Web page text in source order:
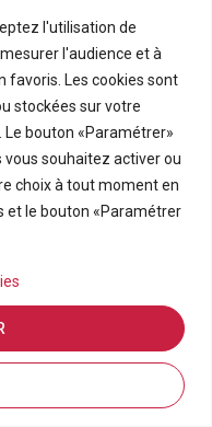
l'utilisation de
l'audience et à
favoris. Les cookies sont
stockées sur votre
bouton «Paramétrer»
souhaitez activer ou
choix à tout moment en
et le bouton «Paramétrer
en ligne
Avec Grand